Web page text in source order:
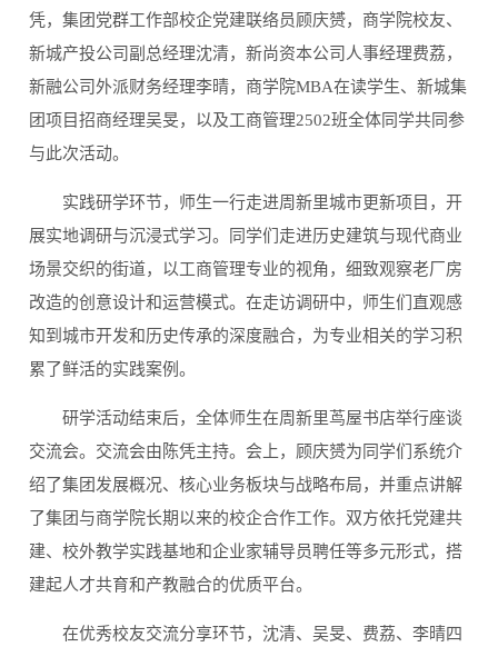
凭，集团党群工作部校企党建联络员顾庆赟，商学院校友、
新城产投公司副总经理沈清，新尚资本公司人事经理费荔，
新融公司外派财务经理李晴，商学院MBA在读学生、新城集
团项目招商经理吴旻，以及工商管理2502班全体同学共同参
与此次活动。
实践研学环节，师生一行走进周新里城市更新项目，开
展实地调研与沉浸式学习。同学们走进历史建筑与现代商业
场景交织的街道，以工商管理专业的视角，细致观察老厂房
改造的创意设计和运营模式。在走访调研中，师生们直观感
知到城市开发和历史传承的深度融合，为专业相关的学习积
累了鲜活的实践案例。
研学活动结束后，全体师生在周新里茑屋书店举行座谈
交流会。交流会由陈凭主持。会上，顾庆赟为同学们系统介
绍了集团发展概况、核心业务板块与战略布局，并重点讲解
了集团与商学院长期以来的校企合作工作。双方依托党建共
建、校外教学实践基地和企业家辅导员聘任等多元形式，搭
建起人才共育和产教融合的优质平台。
在优秀校友交流分享环节，沈清、吴旻、费荔、李晴四